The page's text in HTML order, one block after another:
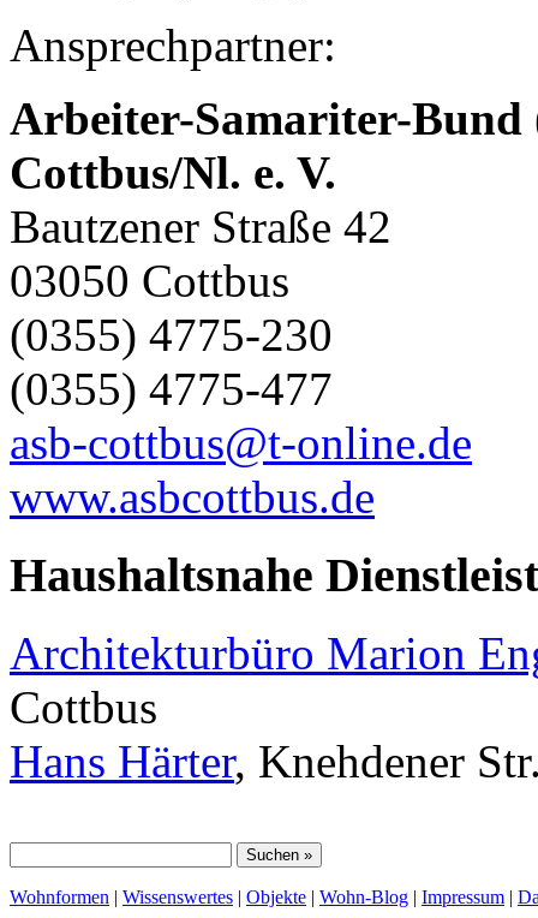
Ansprechpartner:
Arbeiter-Samariter-Bund
Cottbus/Nl. e. V.
Bautzener Straße 42
03050 Cottbus
(0355) 4775-230
(0355) 4775-477
asb-cottbus@t-online.de
www.asbcottbus.de
Haushaltsnahe
Architekturbüro Marion
Cottbus
Hans Härter, Knehdener
Wohnformen | Wissenswertes | Objekte | Wohn-Blog | Impressum |